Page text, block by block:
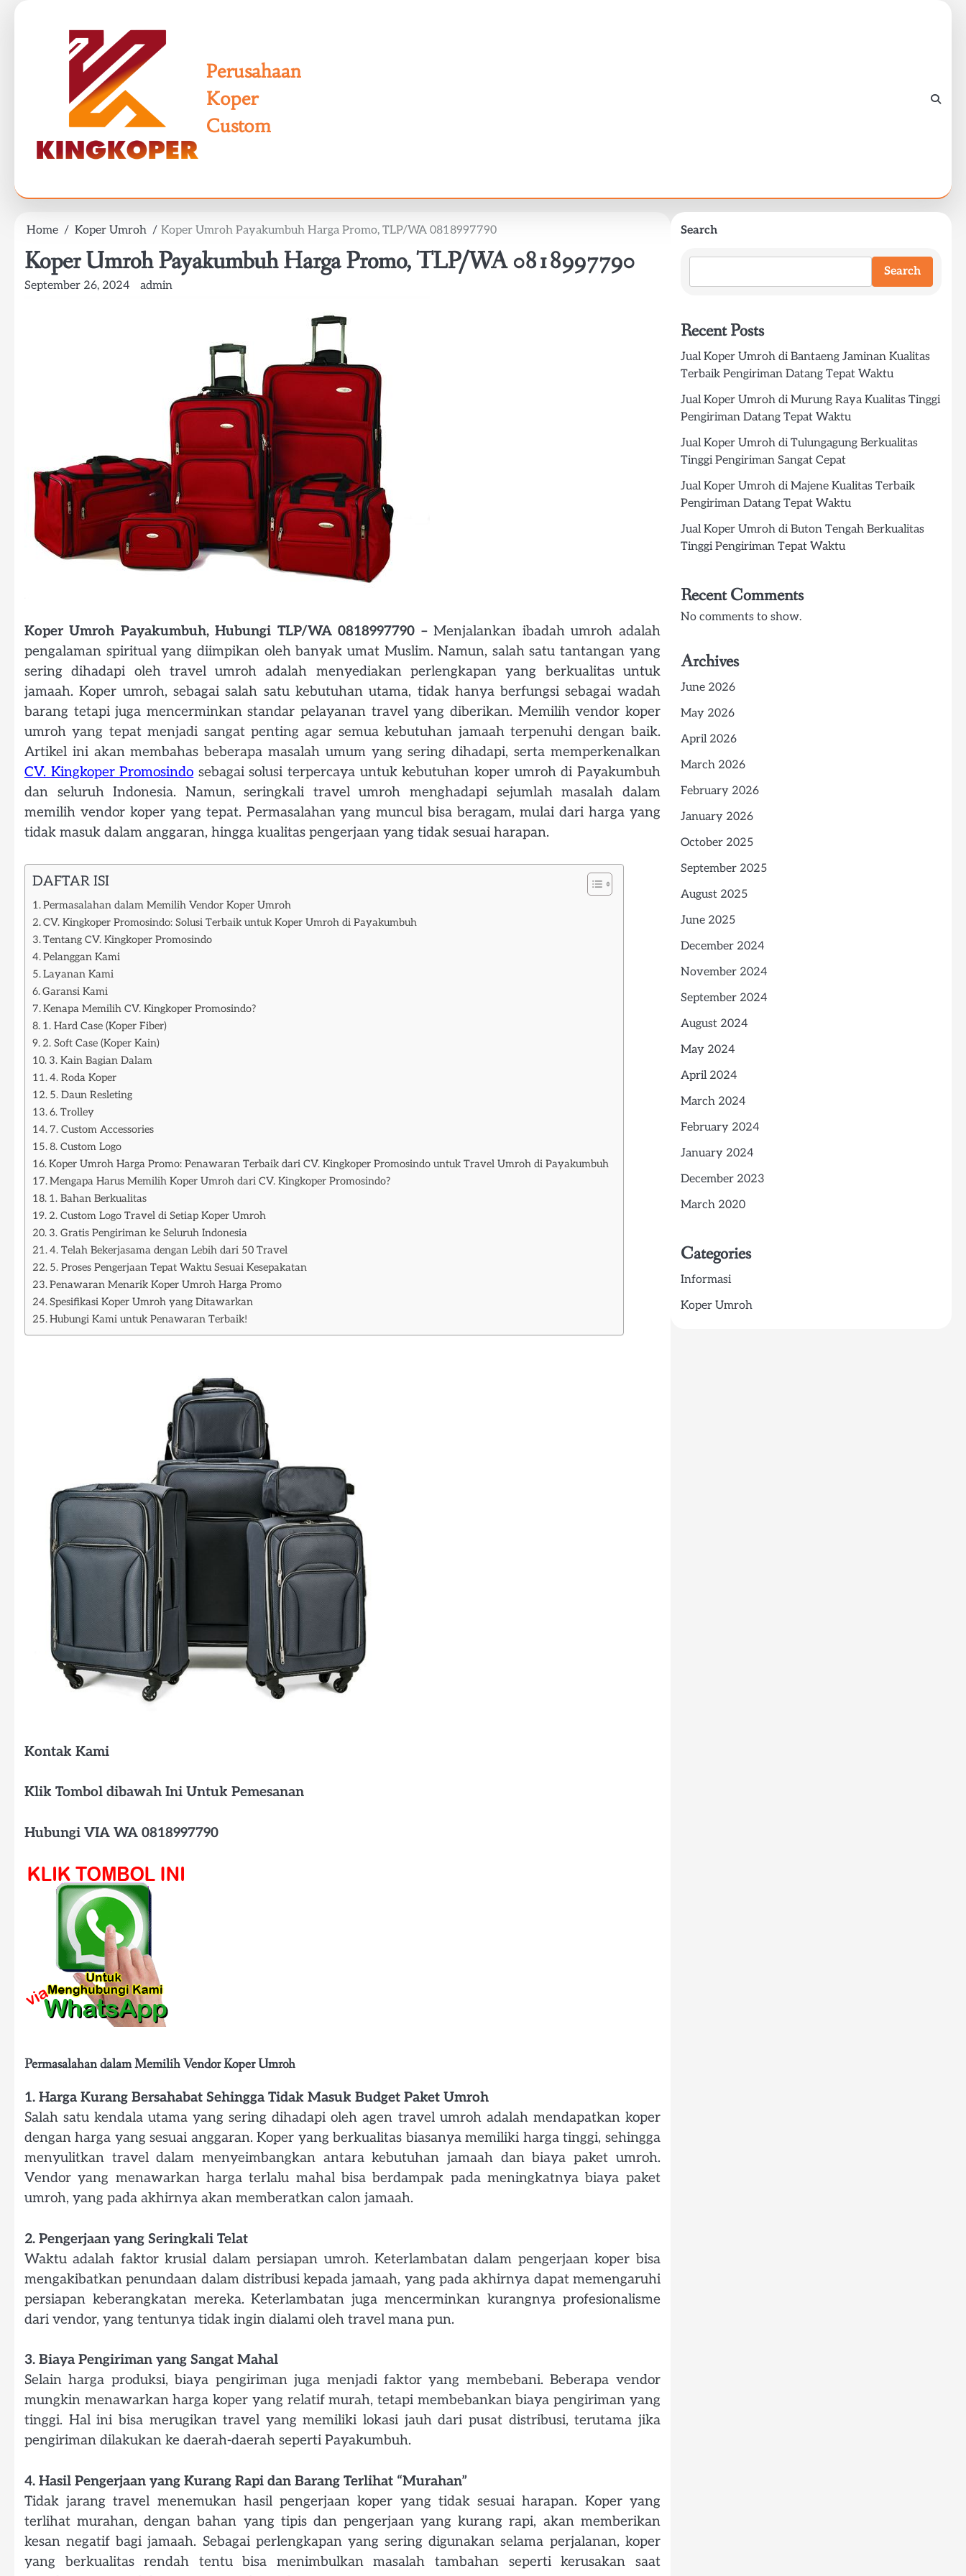
Perusahaan
Koper
Custom
Home Koper Umroh Koper Umroh Payakumbuh Harga Promo, TLP/WA 0818997790
Koper Umroh Payakumbuh Harga Promo, TLP/WA 0818997790
September 26, 2024 admin
Koper Umroh Payakumbuh, Hubungi TLP/WA 0818997790 –Menjalankan ibadah umroh adalah
pengalaman spiritual yang diimpikan oleh banyak umat Muslim. Namun, salah satu tantangan yang
sering dihadapi oleh travel umroh adalah menyediakan perlengkapan yang berkualitas untuk
jamaah. Koper umroh, sebagai salah satu kebutuhan utama, tidak hanya berfungsi sebagai wadah
barang tetapi juga mencerminkan standar pelayanan travel yang diberikan. Memilih vendor koper
umroh yang tepat menjadi sangat penting agar semua kebutuhan jamaah terpenuhi dengan baik.
Artikel ini akan membahas beberapa masalah umum yang sering dihadapi, serta memperkenalkan
CV. Kingkoper Promosindo sebagai solusi terpercaya untuk kebutuhan koper umroh di Payakumbuh
dan seluruh Indonesia. Namun, seringkali travel umroh menghadapi sejumlah masalah dalam
memilih vendor koper yang tepat. Permasalahan yang muncul bisa beragam, mulai dari harga yang
tidak masuk dalam anggaran, hingga kualitas pengerjaan yang tidak sesuai harapan.
DAFTAR ISI
Permasalahan dalam Memilih Vendor Koper Umroh
CV. Kingkoper Promosindo: Solusi Terbaik untuk Koper Umroh di Payakumbuh
Tentang CV. Kingkoper Promosindo
Pelanggan Kami
Layanan Kami
Garansi Kami
Kenapa Memilih CV. Kingkoper Promosindo?
1. Hard Case (Koper Fiber)
2. Soft Case (Koper Kain)
3. Kain Bagian Dalam
4. Roda Koper
5. Daun Resleting
6. Trolley
7. Custom Accessories
8. Custom Logo
Koper Umroh Harga Promo: Penawaran Terbaik dari CV. Kingkoper Promosindo untuk Travel Umroh di Payakumbuh
Mengapa Harus Memilih Koper Umroh dari CV. Kingkoper Promosindo?
1. Bahan Berkualitas
2. Custom Logo Travel di Setiap Koper Umroh
3. Gratis Pengiriman ke Seluruh Indonesia
4. Telah Bekerjasama dengan Lebih dari 50 Travel
5. Proses Pengerjaan Tepat Waktu Sesuai Kesepakatan
Penawaran Menarik Koper Umroh Harga Promo
Spesifikasi Koper Umroh yang Ditawarkan
Hubungi Kami untuk Penawaran Terbaik!
Kontak Kami
Klik Tombol dibawah Ini Untuk Pemesanan
Hubungi VIA WA 0818997790
Permasalahan dalam Memilih Vendor Koper Umroh
1. Harga Kurang Bersahabat Sehingga Tidak Masuk Budget Paket Umroh
Salah satu kendala utama yang sering dihadapi oleh agen travel umroh adalah mendapatkan koper
dengan harga yang sesuai anggaran. Koper yang berkualitas biasanya memiliki harga tinggi, sehingga
menyulitkan travel dalam menyeimbangkan antara kebutuhan jamaah dan biaya paket umroh.
Vendor yang menawarkan harga terlalu mahal bisa berdampak pada meningkatnya biaya paket
umroh, yang pada akhirnya akan memberatkan calon jamaah.
2. Pengerjaan yang Seringkali Telat
Waktu adalah faktor krusial dalam persiapan umroh. Keterlambatan dalam pengerjaan koper bisa
mengakibatkan penundaan dalam distribusi kepada jamaah, yang pada akhirnya dapat memengaruhi
persiapan keberangkatan mereka. Keterlambatan juga mencerminkan kurangnya profesionalisme
dari vendor, yang tentunya tidak ingin dialami oleh travel mana pun.
3. Biaya Pengiriman yang Sangat Mahal
Selain harga produksi, biaya pengiriman juga menjadi faktor yang membebani. Beberapa vendor
mungkin menawarkan harga koper yang relatif murah, tetapi membebankan biaya pengiriman yang
tinggi. Hal ini bisa merugikan travel yang memiliki lokasi jauh dari pusat distribusi, terutama jika
pengiriman dilakukan ke daerah-daerah seperti Payakumbuh.
4. Hasil Pengerjaan yang Kurang Rapi dan Barang Terlihat “Murahan”
Tidak jarang travel menemukan hasil pengerjaan koper yang tidak sesuai harapan. Koper yang
terlihat murahan, dengan bahan yang tipis dan pengerjaan yang kurang rapi, akan memberikan
kesan negatif bagi jamaah. Sebagai perlengkapan yang sering digunakan selama perjalanan, koper
yang berkualitas rendah tentu bisa menimbulkan masalah tambahan seperti kerusakan saat
Search
Search
Recent Posts
Jual Koper Umroh di Bantaeng Jaminan Kualitas
Terbaik Pengiriman Datang Tepat Waktu
Jual Koper Umroh di Murung Raya Kualitas Tinggi
Pengiriman Datang Tepat Waktu
Jual Koper Umroh di Tulungagung Berkualitas
Tinggi Pengiriman Sangat Cepat
Jual Koper Umroh di Majene Kualitas Terbaik
Pengiriman Datang Tepat Waktu
Jual Koper Umroh di Buton Tengah Berkualitas
Tinggi Pengiriman Tepat Waktu
Recent Comments
No comments to show.
Archives
June 2026
May 2026
April 2026
March 2026
February 2026
January 2026
October 2025
September 2025
August 2025
June 2025
December 2024
November 2024
September 2024
August 2024
May 2024
April 2024
March 2024
February 2024
January 2024
December 2023
March 2020
Categories
Informasi
Koper Umroh